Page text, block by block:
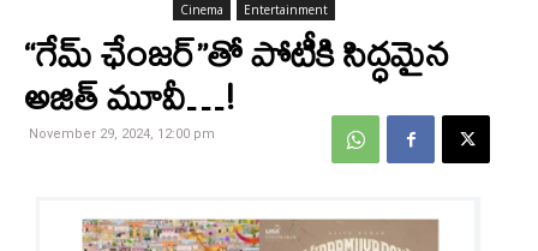
Cinema Entertainment
“గేమ్ ఛేంజర్”తో పోటీకి సిద్ధమైన
అజిత్ మూవీ…!
November 29, 2024, 12:00 pm